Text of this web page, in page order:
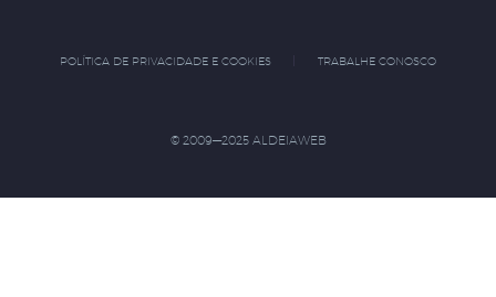
POLÍTICA DE PRIVACIDADE E COOKIES TRABALHE CONOSCO
© 2009—2025 ALDEIAWEB